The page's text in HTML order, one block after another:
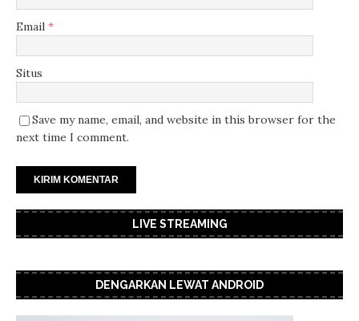
Email *
Situs
Save my name, email, and website in this browser for the
next time I comment.
LIVE STREAMING
DENGARKAN LEWAT ANDROID